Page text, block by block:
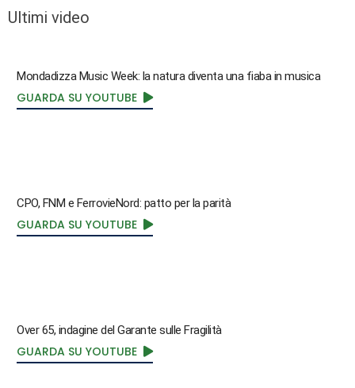
Ultimi video
Mondadizza Music Week: la natura diventa una fiaba in musica
GUARDA SU YOUTUBE
CPO, FNM e FerrovieNord: patto per la parità
GUARDA SU YOUTUBE
Over 65, indagine del Garante sulle Fragilità
GUARDA SU YOUTUBE